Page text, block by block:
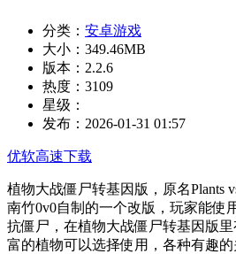
分类： 安卓游戏
大小： 349.46MB
版本： 2.2.6
热度： 3109
星级：
发布： 2026-01-31 01:57
优软高速下载
植物大战僵尸转基因版，原名Plants
南竹0v0自制的一个改版，玩家能使
抗僵尸，在植物大战僵尸转基因版
富的植物可以选择使用，各种有趣的